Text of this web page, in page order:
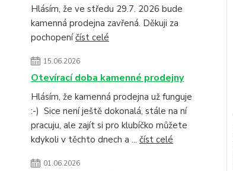
Hlásím, že ve středu 29.7. 2026 bude
kamenná prodejna zavřená. Děkuji za
pochopeníčíst celé
15.06.2026
Otevírací doba kamenné prodejny
Hlásím, že kamenná prodejna už funguje
:-) Sice není ještě dokonalá, stále na ní
pracuju, ale zajít si pro klubíčko můžete
kdykoli v těchto dnech a ... číst celé
01.06.2026